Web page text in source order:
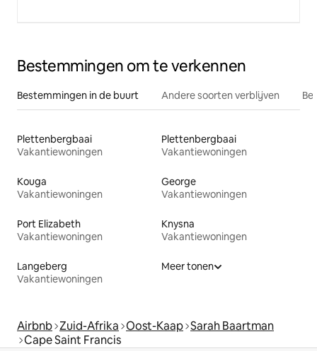
Bestemmingen om te verkennen
Bestemmingen in de buurt Andere soorten verblijven
Plettenbergbaai
Vakantiewoningen
Plettenbergbaai
Vakantiewoningen
Kouga
Vakantiewoningen
George
Vakantiewoningen
Port Elizabeth
Vakantiewoningen
Knysna
Vakantiewoningen
Langeberg
Vakantiewoningen
Meer tonen
Airbnb Zuid-Afrika Oost-Kaap Sarah Baartman
Cape Saint Francis